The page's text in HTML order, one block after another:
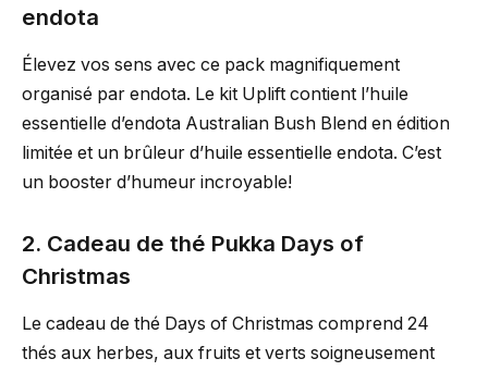
endota
Élevez vos sens avec ce pack magnifiquement
organisé par endota. Le kit Uplift contient l’huile
essentielle d’endota Australian Bush Blend en édition
limitée et un brûleur d’huile essentielle endota. C’est
un booster d’humeur incroyable!
2. Cadeau de thé Pukka Days of
Christmas
Le cadeau de thé Days of Christmas comprend 24
thés aux herbes, aux fruits et verts soigneusement